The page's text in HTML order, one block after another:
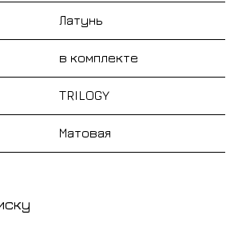
Латунь
в комплекте
TRILOGY
Матовая